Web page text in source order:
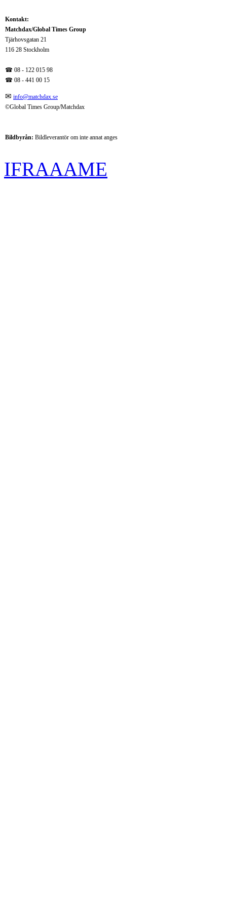
Kontakt:
Matchdax/Global Times Group
Tjärhovsgatan 21
116 28 Stockholm
☎ 08 - 122 015 98
☎ 08 - 441 00 15
✉ info@matchdax.se
©Global Times Group/Matchdax
Bildbyrån: Bildleverantör om inte annat anges
IFRAAAME